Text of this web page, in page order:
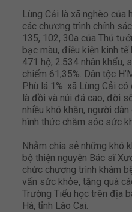
Lùng Cải là xã nghèo của
các chương trình chính
135, 102, 30a của Thủ
bạc màu, điều kiện kinh
471 hộ, 2.534 nhân khẩu,
chiếm 61,35%. Dân tộc
Phù lá 1%. xã Lùng Cải
là đồi và núi đá cao, đời
nhiều khó khăn, người
hình thức chăm sóc sức
Nhằm chia sẻ những khó
bộ thiện nguyện Bác sĩ
chức chương trình khám
vấn sức khỏe, tặng quà
Trường Tiểu học trên địa
Hà, tỉnh Lào Cai.